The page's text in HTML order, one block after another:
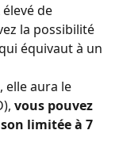
de
la possibilité
équivaut à un
elle aura le
vous pouvez
limitée à 7